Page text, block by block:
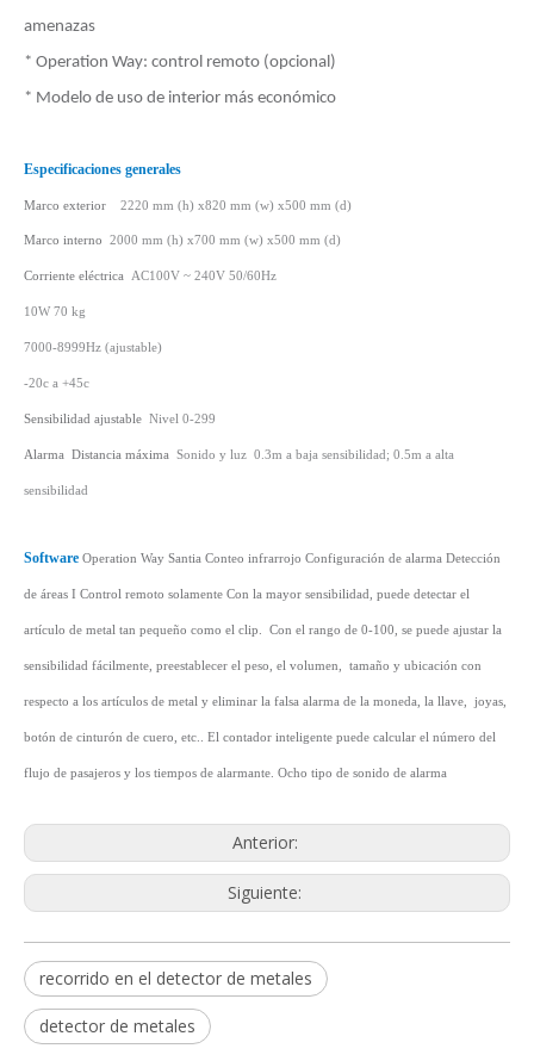
amenazas
* Operation Way: control remoto (opcional)
* Modelo de uso de interior más económico
Especificaciones generales
Marco exterior 2220 mm (h) x820 mm (w) x500 mm (d)
Marco interno 2000 mm (h) x700 mm (w) x500 mm (d)
Corriente eléctrica AC100V ~ 240V 50/60Hz
10W 70 kg
7000-8999Hz (ajustable)
-20c a +45c
Sensibilidad ajustable Nivel 0-299
Alarma Distancia máxima Sonido y luz 0.3m a baja sensibilidad; 0.5m a alta
sensibilidad
Software Operation Way Santia Conteo infrarrojo Configuración de alarma Detección
de áreas I Control remoto solamente Con la mayor sensibilidad, puede detectar el
artículo de metal tan pequeño como el clip. Con el rango de 0-100, se puede ajustar la
sensibilidad fácilmente, preestablecer el peso, el volumen, tamaño y ubicación con
respecto a los artículos de metal y eliminar la falsa alarma de la moneda, la llave, joyas,
botón de cinturón de cuero, etc. El contador inteligente puede calcular el número del
flujo de pasajeros y los tiempos de alarmante Ocho tipo de sonido de alarma
Anterior:
Siguiente:
recorrido en el detector de metales
detector de metales